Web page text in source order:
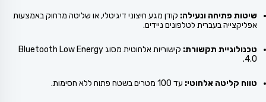
שיטות פתיחה ונעילה: קודן מגע חיצוני דיגיטלי, או שליטה מרחוק באמצעות
אפליקצייה בעברית לטלפונים ניידים.
טכנולוגיית תקשורת:
קישוריות אלחוטית מסוג Bluetooth Low Energy
4.0.
טווח קליטה אלחוטי: עד 100 מטרים בשטח פתוח ללא חסימות.